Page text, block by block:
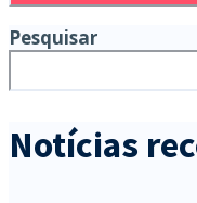
Pesquisar
Notícias